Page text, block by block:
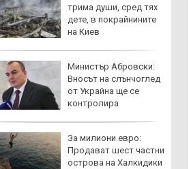
трима души, сред тях
дете, в покрайнините
на Киев
Министър Абровски:
Вносът на слънчоглед
от Украйна ще се
контролира
За милиони евро:
Продават шест частни
острова на Халкидики